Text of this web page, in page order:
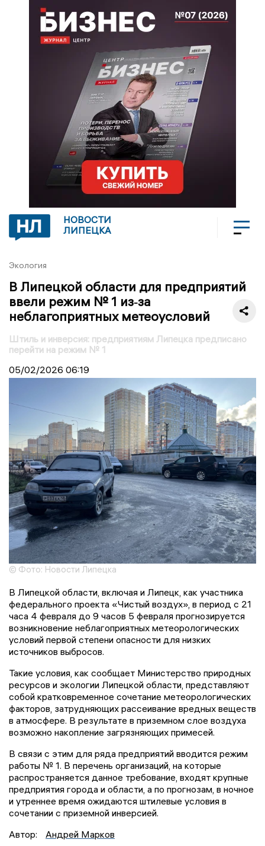
НОВОСТИ
ЛИПЕЦКА
Экология
В Липецкой области для предприятий
ввели режим № 1 из‑за
неблагоприятных метеоусловий
Штиль и инверсия: предприятиям Липецка предписано
перейти на режим № 1
05/02/2026 06:19
© Фото: Новости Липецка
В Липецкой области, включая и Липецк, как участника
федерального проекта «Чистый воздух», в период с 21
часа 4 февраля до 9 часов 5 февраля прогнозируется
возникновение неблагоприятных метеорологических
условий первой степени опасности для низких
источников выбросов.
Такие условия, как сообщает Министерство природных
ресурсов и экологии Липецкой области, представляют
собой кратковременное сочетание метеорологических
факторов, затрудняющих рассеивание вредных веществ
в атмосфере. В результате в приземном слое воздуха
возможно накопление загрязняющих примесей.
В связи с этим для ряда предприятий вводится режим
работы № 1. В перечень организаций, на которые
распространяется данное требование, входят крупные
предприятия города и области, а по прогнозам, в ночное
и утреннее время ожидаются штилевые условия в
сочетании с приземной инверсией.
Автор:
Андрей Марков